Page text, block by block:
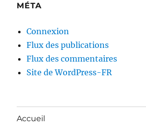
MÉTA
Connexion
Flux des publications
Flux des commentaires
Site de WordPress-FR
Accueil